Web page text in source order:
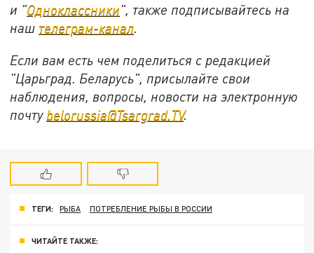
и "Одноклассники", также подписывайтесь на
наш телеграм-канал.
Если вам есть чем поделиться с редакцией
"Царьград. Беларусь", присылайте свои
наблюдения, вопросы, новости на электронную
почту belorussia@Tsargrad.TV.
ТЕГИ: РЫБА ПОТРЕБЛЕНИЕ РЫБЫ В РОССИИ
ЧИТАЙТЕ ТАКЖЕ: